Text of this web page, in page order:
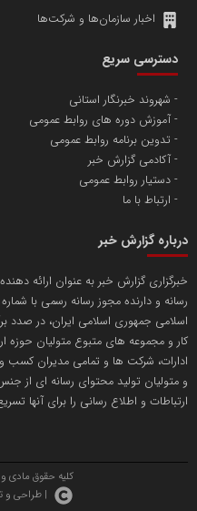
پایگاه اطلاع رسانی اعتلای
پایگاه اطلاع رسانی دریا و
تامین آهن اسفنجی تولیدکنندگان
تریبون
انتشار گسترده محتوا در رسانه
مسعودصادقی
محمدعلی کرمعلی
اخبار سازمان‌ها و شرکت‌ها
دسترسی سریع
شهروند خبرنگار استانی
آموزش دوره های روابط عمومی
تدوین برنامه روابط عمومی
آکادمی گزارش خبر
دستیار روابط عمومی
ارتباط با ما
درباره گزارش خبر
خبرگزاری گزارش خبر به عنوان ارائه
اسلامی جمهوری اسلامی ایران، در صدد
کار و مجموعه های متبوع متولیان حوزه
ادارات، شرکت ها و تمامی مدیران کسب
و متولیان تولید محتوای رسانه ای از
ارتباطات و اطلاع رسانی را برای آنها
کلیه حقوق مادی
| طراحی و